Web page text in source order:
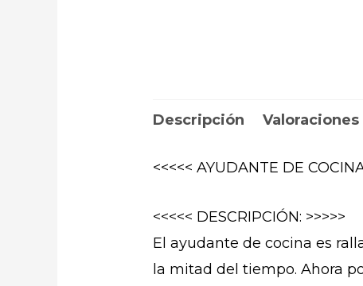
Descripción Valoraciones
<<<<< AYUDANTE DE
<<<<< DESCRIPCIÓN: >>>>>
El ayudante de cocina es
la mitad del tiempo. Ahora